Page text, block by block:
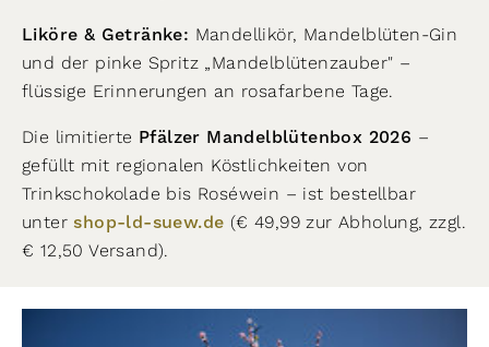
Liköre & Getränke: Mandellikör, Mandelblüten-Gin
und der pinke Spritz „Mandelblütenzauber" –
flüssige Erinnerungen an rosafarbene Tage.
Die limitierte Pfälzer Mandelblütenbox 2026 –
gefüllt mit regionalen Köstlichkeiten von
Trinkschokolade bis Roséwein – ist bestellbar
unter shop-ld-suew.de (€ 49,99 zur Abholung, zzgl.
€ 12,50 Versand).